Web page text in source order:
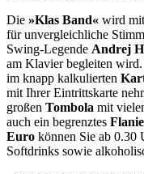
Die »Klas Band« wird
für unvergleichliche
Swing-Legende Andrej
am Klavier begleiten
im knapp kalkulierten
mit Ihrer Eintrittskarte
großen Tombola mit
auch ein begrenztes
Euro können Sie ab 0.30
Softdrinks sowie